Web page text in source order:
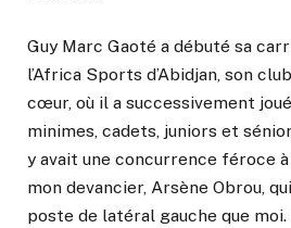
Guy Marc Gaoté a débuté sa
l’Africa Sports d’Abidjan, son
cœur, où il a successivement
minimes, cadets, juniors et
y avait une concurrence féroce
mon devancier, Arsène Obrou,
poste de latéral gauche que moi.